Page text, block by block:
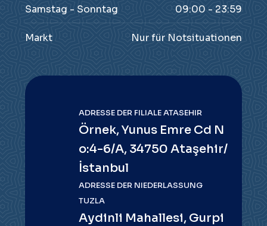
Samstag - Sonntag 09:00 - 23:59
Markt Nur für Notsituationen
ADRESSE DER FILIALE ATASEHIR
Örnek, Yunus Emre Cd N
o:4-6/A, 34750 Ataşehir/
İstanbul
ADRESSE DER NIEDERLASSUNG
TUZLA
Aydinli Mahallesi, Gurpi